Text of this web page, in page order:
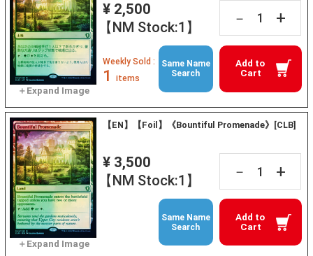
¥ 2,500
【NM Stock:1】
－ +
Add to
Cart
Weekly Sold :
1 items
Same Name
Search
【EN】【Foil】《Bountiful Promenade》[CLB]
¥ 3,500
【NM Stock:1】
－ +
Add to
Cart
Same Name
Search